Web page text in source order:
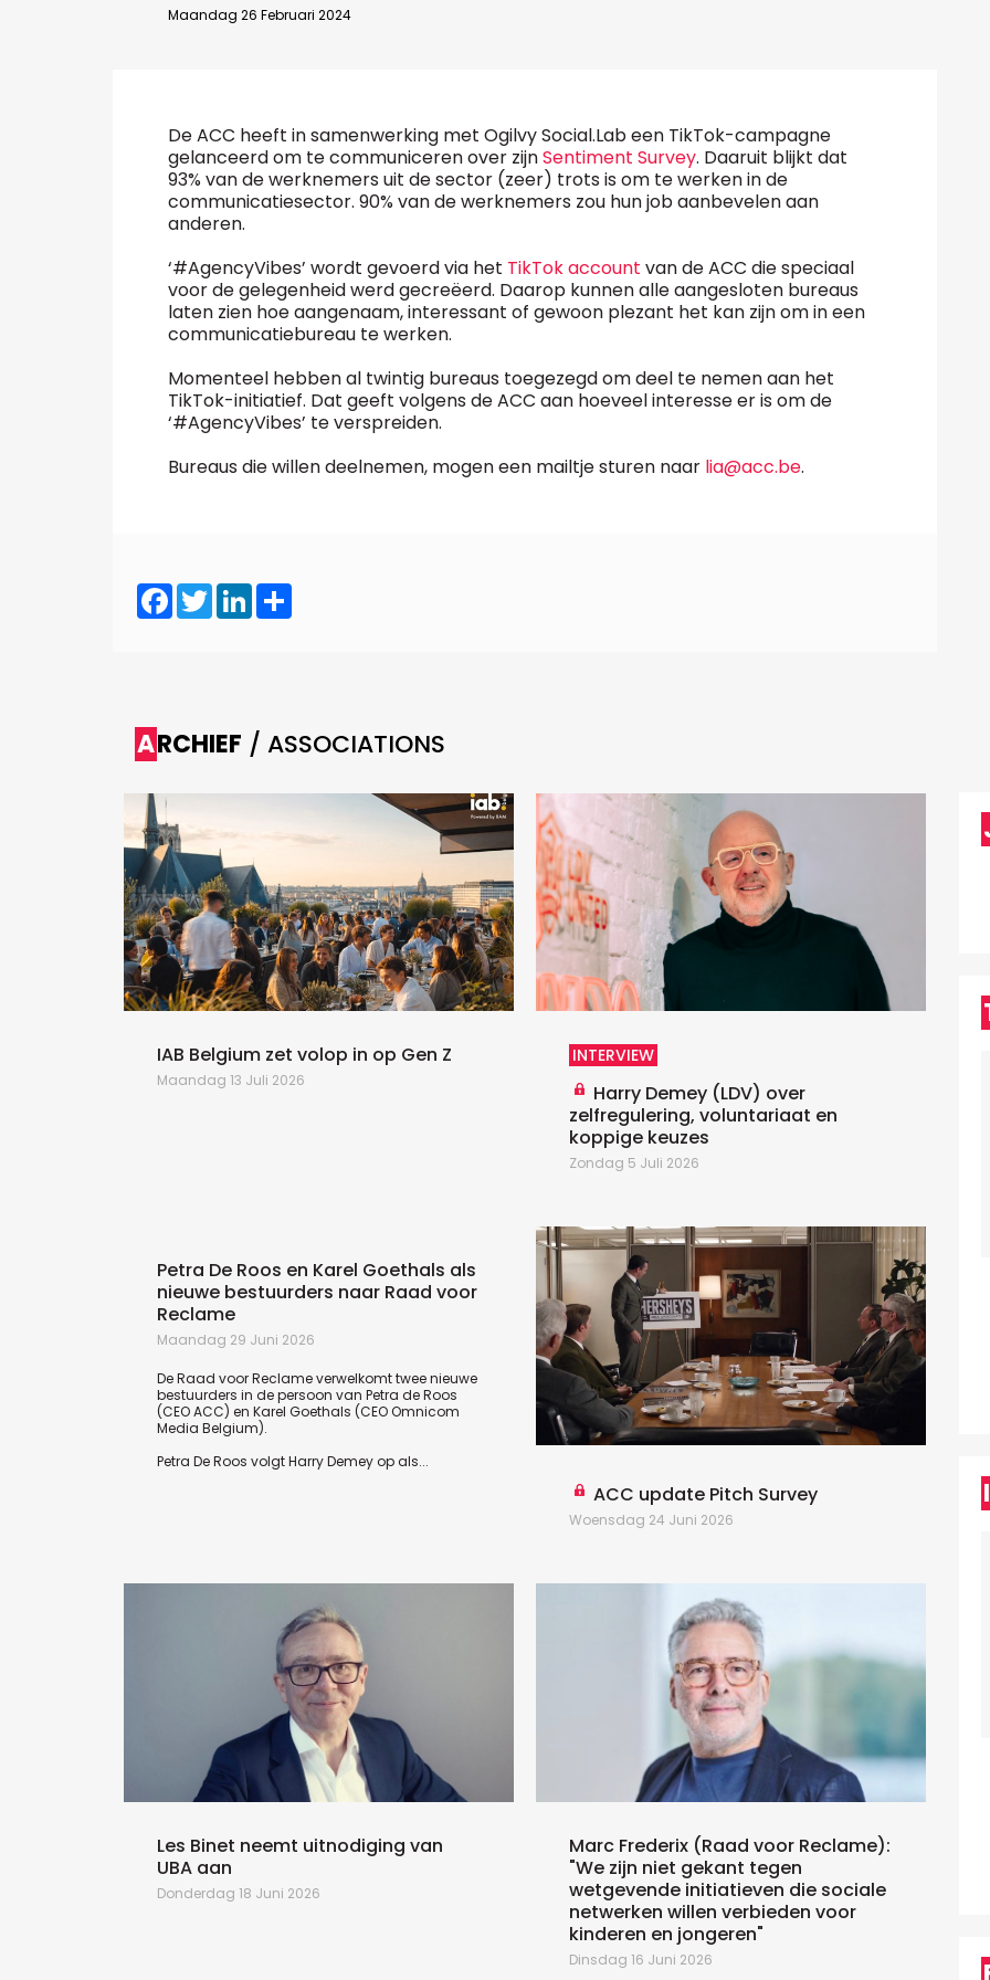
Maandag 26 Februari 2024
De ACC heeft in samenwerking met Ogilvy Social.Lab een TikTok-campagne
gelanceerd om te communiceren over zijnSentiment Survey. Daaruit blijkt dat
93% van de werknemers uit de sector (zeer) trots is om te werken in de
communicatiesector. 90% van de werknemers zou hun job aanbevelen aan
anderen.
‘#AgencyVibes’ wordt gevoerd via het TikTok account van de ACC die speciaal
voor de gelegenheid werd gecreëerd. Daarop kunnen alle aangesloten bureaus
laten zien hoe aangenaam, interessant of gewoon plezant het kan zijn om in een
communicatiebureau te werken.
Momenteel hebben al twintig bureaus toegezegd om deel te nemen aan het
TikTok-initiatief. Dat geeft volgens de ACC aan hoeveel interesse er is om de
‘#AgencyVibes’ te verspreiden.
Bureaus die willen deelnemen, mogen een mailtje sturen naar lia@acc.be.
Facebook
TwitterLinkedIn
ARCHIEF / ASSOCIATIONS
IAB Belgium zet volop in op Gen Z
Maandag 13 Juli 2026
INTERVIEW
Harry Demey (LDV) over
zelfregulering, voluntariaat en
koppige keuzes
Zondag 5 Juli 2026
Petra De Roos en Karel Goethals als
nieuwe bestuurders naar Raad voor
Reclame
Maandag 29 Juni 2026
De Raad voor Reclame verwelkomt twee nieuwe
bestuurders in de persoon van Petra de Roos
(CEO ACC) en Karel Goethals (CEO Omnicom
Media Belgium).
Petra De Roos volgt Harry Demey op als...
ACC update Pitch Survey
Woensdag 24 Juni 2026
Les Binet neemt uitnodiging van
UBA aan
Donderdag 18 Juni 2026
Marc Frederix (Raad voor Reclame):
"We zijn niet gekant tegen
wetgevende initiatieven die sociale
netwerken willen verbieden voor
kinderen en jongeren"
Dinsdag 16 Juni 2026
Bedrijfsabonnement